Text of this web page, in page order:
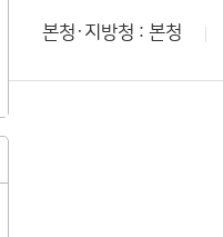
본청·지방청 : 본청